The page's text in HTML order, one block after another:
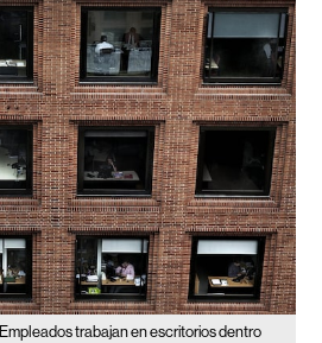
Empleados trabajan en escritorios dentro